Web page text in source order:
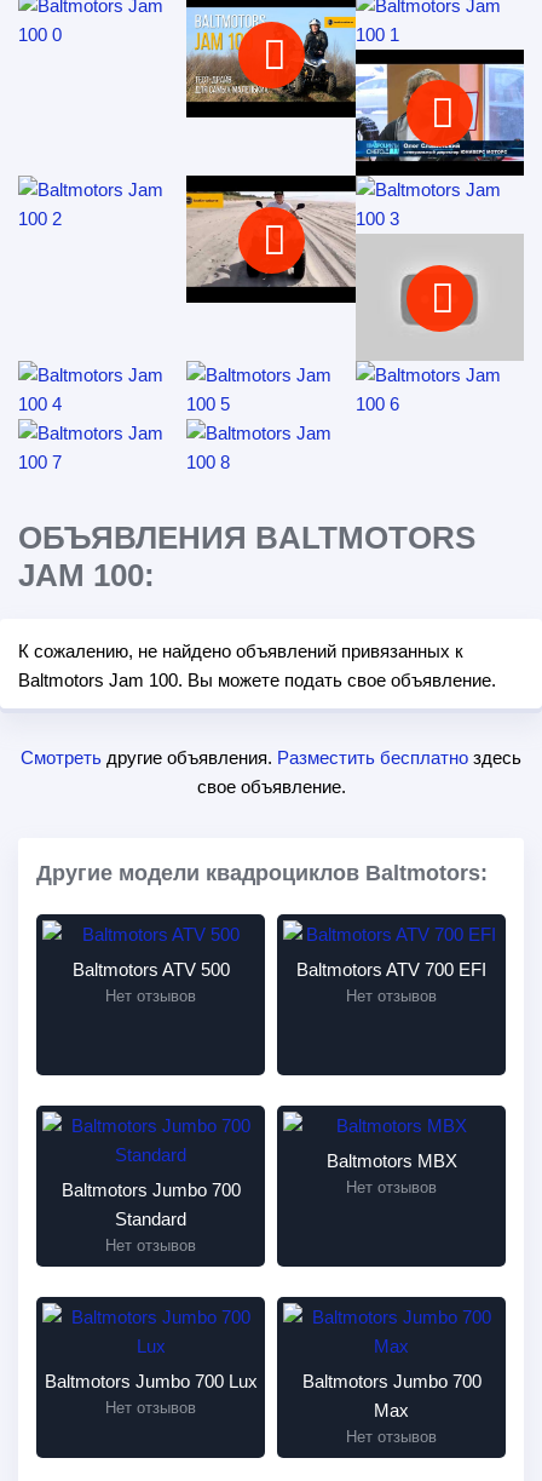
ОБЪЯВЛЕНИЯ BALTMOTORS
JAM 100:
К сожалению, не найдено объявлений привязанных к
Baltmotors Jam 100. Вы можете подать свое объявление.
Смотреть другие объявления. Разместить бесплатно здесь
свое объявление.
Другие модели квадроциклов Baltmotors:
Baltmotors ATV 500
Нет отзывов
Baltmotors ATV 700 EFI
Нет отзывов
Baltmotors Jumbo 700
Standard
Нет отзывов
Baltmotors MBX
Нет отзывов
Baltmotors Jumbo 700 Lux
Нет отзывов
Baltmotors Jumbo 700
Max
Нет отзывов